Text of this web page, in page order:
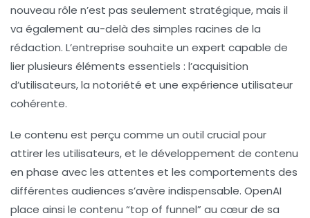
nouveau rôle n’est pas seulement stratégique, mais il
va également au-delà des simples racines de la
rédaction. L’entreprise souhaite un expert capable de
lier plusieurs éléments essentiels : l’acquisition
d’utilisateurs, la notoriété et une expérience utilisateur
cohérente.
Le contenu est perçu comme un outil crucial pour
attirer les utilisateurs, et le développement de contenu
en phase avec les attentes et les comportements des
différentes audiences s’avère indispensable. OpenAI
place ainsi le contenu “top of funnel” au cœur de sa